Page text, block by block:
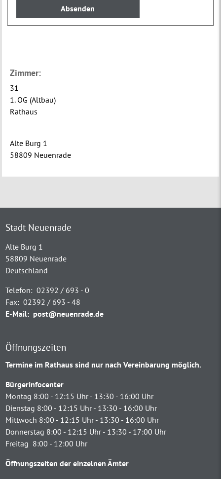
Zimmer:
31
1. OG (Altbau)
Rathaus
Alte Burg 1
58809 Neuenrade
Stadt Neuenrade
Alte Burg 1
58809 Neuenrade
Deutschland
Telefon: 02392 / 693 - 0
Fax: 02392 / 693 - 48
E-Mail: post@neuenrade.de
Öffnungszeiten
Termine im Rathaus sind nur nach Vereinbarung möglich.
Bürgerinfocenter
Montag 8:00 - 12:15 Uhr - 13:30 - 16:00 Uhr
Dienstag 8:00 - 12:15 Uhr - 13:30 - 16:00 Uhr
Mittwoch 8:00 - 12:15 Uhr - 13:30 - 16:00 Uhr
Donnerstag 8:00 - 12:15 Uhr - 13:30 - 17:00 Uhr
Freitag 8:00 - 12:00 Uhr
Öffnungszeiten der einzelnen Ämter